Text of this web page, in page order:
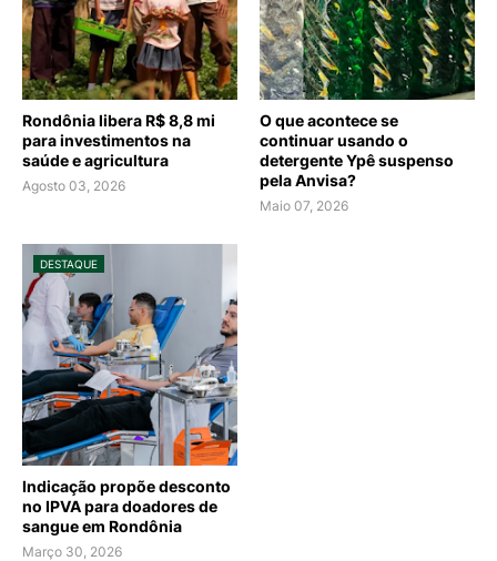
Rondônia libera R$ 8,8 mi
para investimentos na
saúde e agricultura
Agosto 03, 2026
O que acontece se
continuar usando o
detergente Ypê suspenso
pela Anvisa?
Maio 07, 2026
DESTAQUE
Indicação propõe desconto
no IPVA para doadores de
sangue em Rondônia
Março 30, 2026